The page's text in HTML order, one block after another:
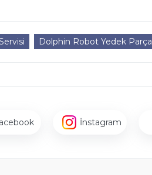
Dolphin Robot Yedek Parça
İnstagram